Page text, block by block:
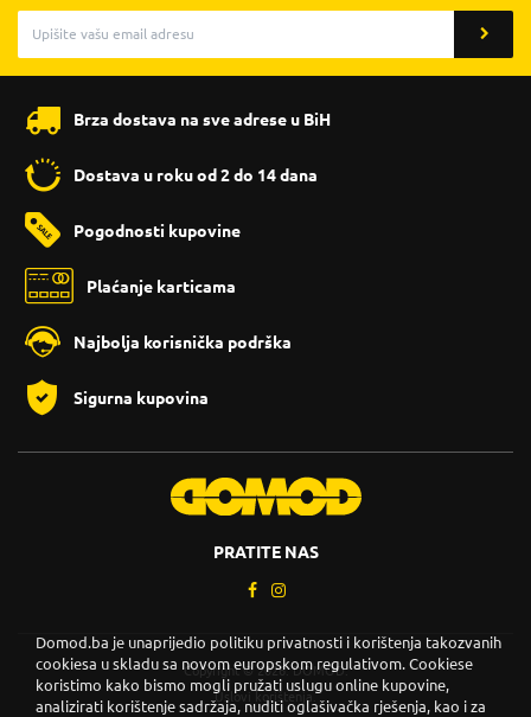
Brza dostava na sve adrese u BiH
Dostava u roku od 2 do 14 dana
Pogodnosti kupovine
Plaćanje karticama
Najbolja korisnička podrška
Sigurna kupovina
PRATITE NAS
Copyright © 2026. DOMOD.
Uslovi korištenja.
Domod.ba je unaprijedio politiku privatnosti i korištenja takozvanih
cookiesa u skladu sa novom europskom regulativom. Cookiese
koristimo kako bismo mogli pružati uslugu online kupovine,
analizirati korištenje sadržaja, nuditi oglašivačka rješenja, kao i za